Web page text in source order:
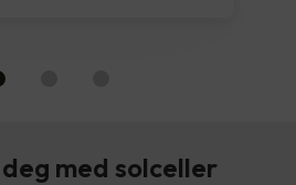
med solceller